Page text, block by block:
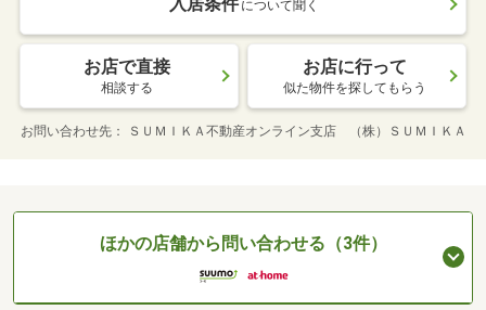
について聞く
お店で直接
相談する
お店に行って
似た物件を探してもらう
お問い合わせ先 ＳＵＭＩＫＡ不動産オンライン支店 （株）ＳＵＭＩＫＡ
ほかの店舗から問い合わせる（3件）